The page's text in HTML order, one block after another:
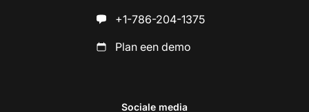
+1-786-204-1375
Plan een demo
Sociale media